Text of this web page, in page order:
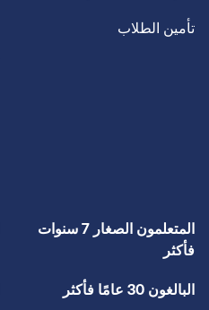
تأمين الطلاب
المتعلمون الصغار 7 سنوات
فأكثر
البالغون 30 عامًا فأكثر